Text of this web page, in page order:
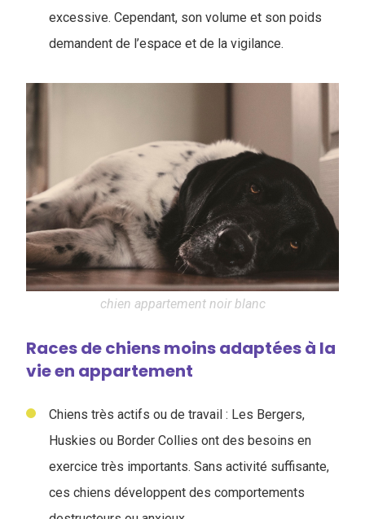
excessive. Cependant, son volume et son poids
demandent de l’espace et de la vigilance.
chien appartement noir blanc
Races de chiens moins adaptées à la
vie en appartement
Chiens très actifs ou de travail : Les Bergers,
Huskies ou Border Collies ont des besoins en
exercice très importants. Sans activité suffisante,
ces chiens développent des comportements